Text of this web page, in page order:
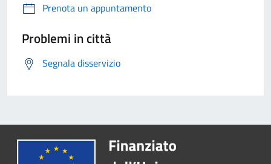
Prenota un appuntamento
Problemi in città
Segnala disservizio